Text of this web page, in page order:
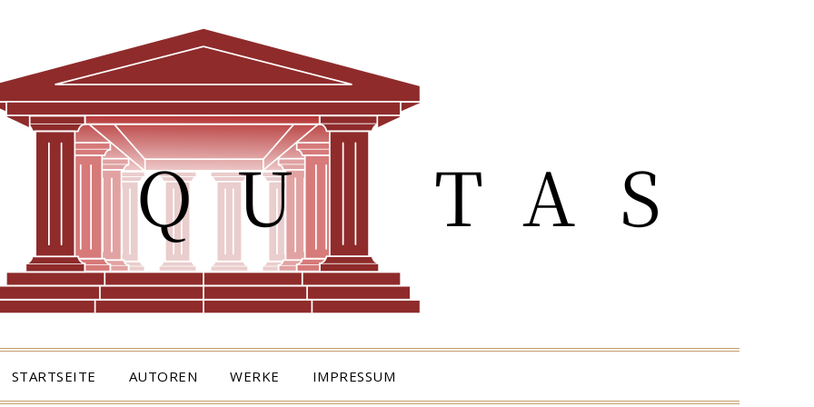
STARTSEITE AUTOREN WERKE IMPRESSUM